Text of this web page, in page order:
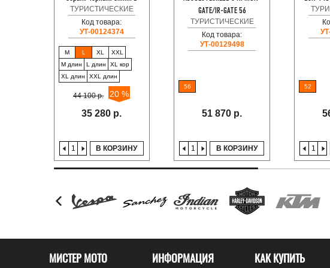
ТУРИСТИЧЕСКИЕ
Код товара:
УТ-00124374
M L XL
XXL
M длин
L длин
XL кор
XL длин
XXL длин
44 100 р. 20 %
35 280 р.
В КОРЗИНУ
GATE/IR-GATE 56
ТУРИСТИЧЕСКИЕ
Код товара:
УТ-00129498
56
51 870 р.
В КОРЗИНУ
52
МИСТЕР МОТО ИНФОРМАЦИЯ КАК КУПИТЬ